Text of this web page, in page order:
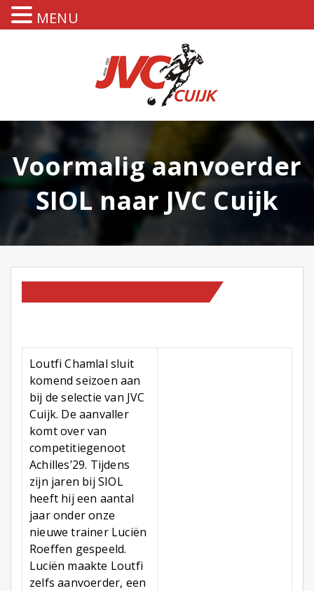
Voormalig aanvoerder
SIOL naar JVC Cuijk
Loutfi Chamlal sluit
komend seizoen aan
bij de selectie van JVC
Cuijk. De aanvaller
komt over van
competitiegenoot
Achilles’29. Tijdens
zijn jaren bij SIOL
heeft hij een aantal
jaar onder onze
nieuwe trainer Luciën
Roeffen gespeeld.
Luciën maakte Loutfi
zelfs aanvoerder, een
MENU